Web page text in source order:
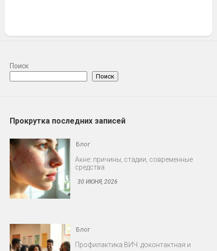
Поиск
Поиск
Прокрутка последних записей
Блог
Профилактика ВИЧ: доконтактная и
постконтактная
30 ИЮНЯ, 2026
Блог
Снижение либидо у мужчин и женщин